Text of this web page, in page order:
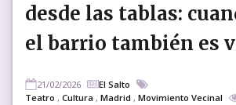
desde las tablas:
el barrio también es
21/02/2026
El Salto
Teatro , Cultura , Madrid , Movimiento Vecinal